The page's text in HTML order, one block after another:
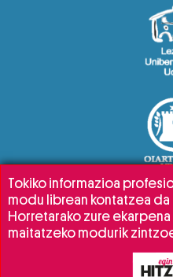
Tokiko informazioa
modu librean kontatzea
Horretarako zure
maitatzeko modurik